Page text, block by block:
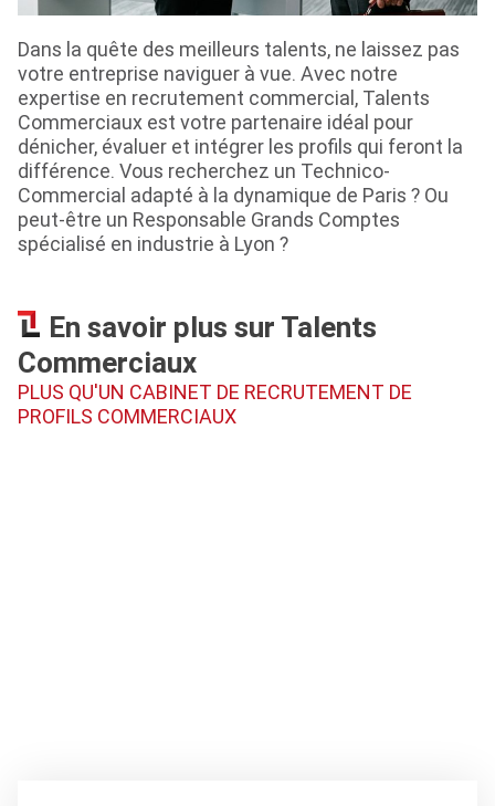
Dans la quête des meilleurs talents, ne laissez pas
votre entreprise naviguer à vue. Avec notre
expertise en recrutement commercial, Talents
Commerciaux est votre partenaire idéal pour
dénicher, évaluer et intégrer les profils qui feront la
différence. Vous recherchez un Technico-
Commercial adapté à la dynamique de Paris ? Ou
peut-être un Responsable Grands Comptes
spécialisé en industrie à Lyon ?
En savoir plus sur Talents
Commerciaux
PLUS QU'UN CABINET DE RECRUTEMENT DE
PROFILS COMMERCIAUX